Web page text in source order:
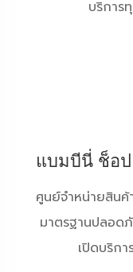
บริการ
แบมบีนี่ ช็อป
ศูนย์จำหน่ายสินค้
มาตรฐานปลอด
เปิดบริก